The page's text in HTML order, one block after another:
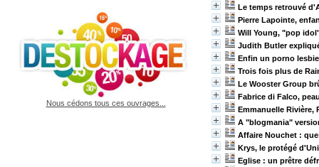
Le temps retrouvé
Pierre Lapointe,
Will Young, "pop
Judith Butler
Enfin un porno
Trois fois plus de
Le Wooster Group
Fabrice di Falco,
Emmanuelle Rivière,
A "blogmania"
Affaire Nouchet :
Krys, le protégé
Eglise : un prêtre
Nous cédons tous ces ouvrages...